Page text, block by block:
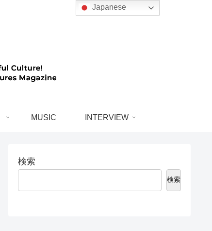
MUSIC INTERVIEW
検索
検索
Japanese